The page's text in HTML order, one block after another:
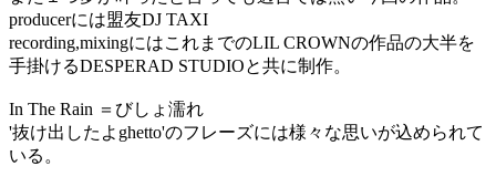
producerには盟友DJ TAXI
recording,mixingにはこれまでのLIL CROWNの作品の大半を
手掛けるDESPERAD STUDIOと共に制作。
In The Rain ＝びしょ濡れ
'抜け出したよghetto'のフレーズには様々な思いが込められて
いる。